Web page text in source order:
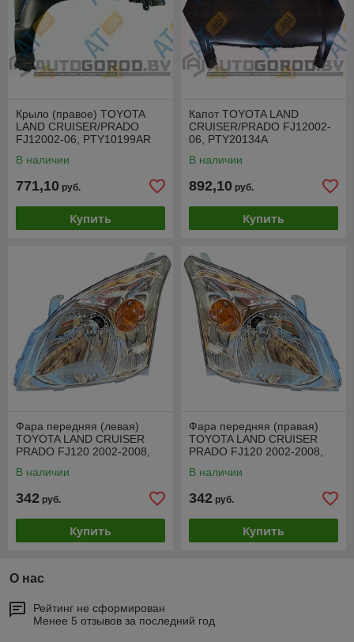
Крыло (правое) TOYOTA
LAND CRUISER/PRADO
FJ12002-06, PTY10199AR
В наличии
771,10 руб.
Купить
Капот TOYOTA LAND
CRUISER/PRADO FJ12002-
06, PTY20134A
В наличии
892,10 руб.
Купить
Фара передняя (левая)
TOYOTA LAND CRUISER
PRADO FJ120 2002-2008,
В наличии
342 руб.
Купить
Фара передняя (правая)
TOYOTA LAND CRUISER
PRADO FJ120 2002-2008,
В наличии
342 руб.
Купить
О нас
Рейтинг не сформирован
Менее 5 отзывов за последний год